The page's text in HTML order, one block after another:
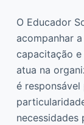
O Educador
acompanhar
capacitação
atua na
é
necessidades